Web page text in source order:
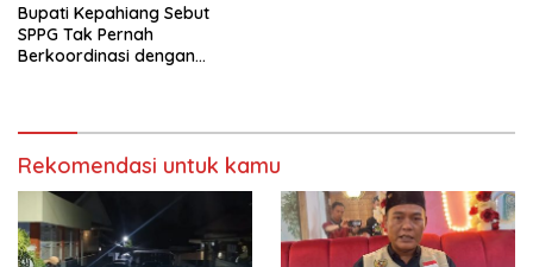
Bupati Kepahiang Sebut
SPPG Tak Pernah
Berkoordinasi dengan
Rekomendasi untuk kamu